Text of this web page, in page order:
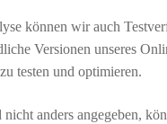
können wir auch
Versionen unseres
testen und optimieren.
anders angegeben,